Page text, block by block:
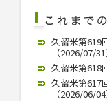
久留米第619
（2026/07/31
久留米第618
久留米第617
（2026/06/04